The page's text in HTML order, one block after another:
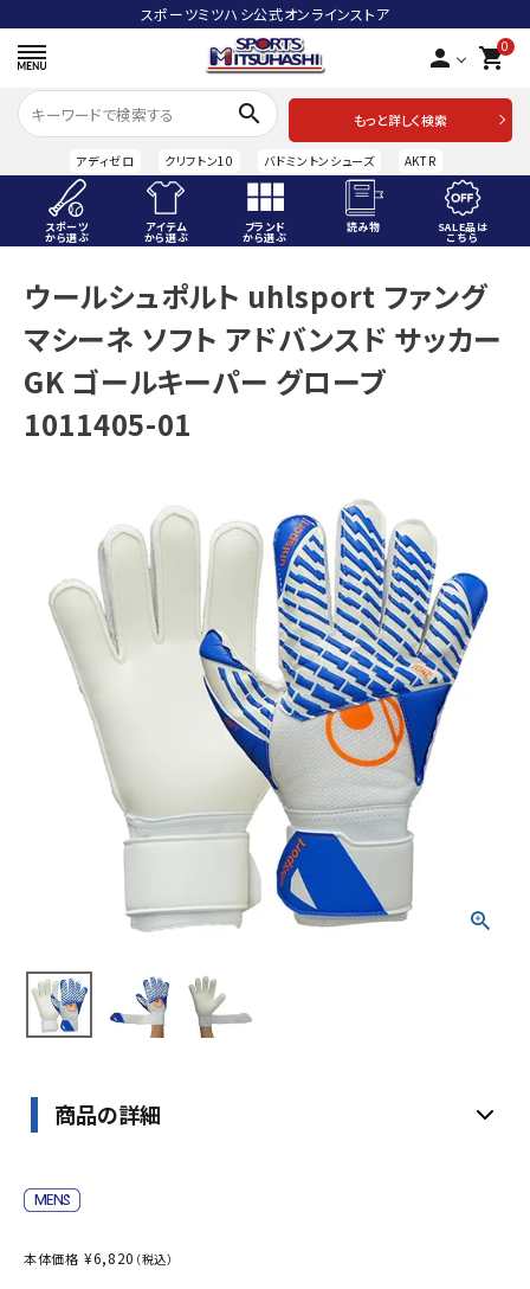
スポーツミツハシ公式オンラインストア
person 0
shopping_cart
search
もっと詳しく検索
アディゼロ クリフトン10 バドミントンシューズ AKTR
スポーツ
から選ぶ
アイテム
から選ぶ
ブランド
から選ぶ
読み物 SALE品は
こちら
ACCOUNT MENU
ようこそ ゲスト 様
meeting_room ログイン person 会員登録
スポーツから選ぶ
ブランドから選ぶ
SALE品はこちら
INFORMATIOM
ご利用ガイド
お問い合わせ
メルマガ登録
プライバシーポリシー
ウールシュポルト uhlsport ファング
マシーネ ソフト アドバンスド サッカー
GK ゴールキーパー グローブ
1011405-01
商品の詳細
本体価格 ¥6,820 （税込）